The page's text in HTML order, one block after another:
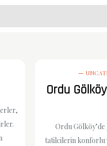
Ordu
Ordu
tatilcilerin konforlu